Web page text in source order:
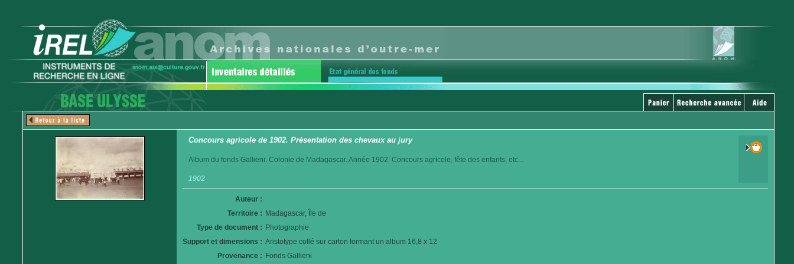
Concours agricole de 1902. Présentation des chevaux au jury
Album du fonds Gallieni. Colonie de Madagascar. Année 1902. Concours agricole, fête des enfants, etc...
1902
Auteur :
Territoire : Madagascar, Île de
Type de document : Photographie
Support et dimensions : Aristotype collé sur carton formant un album 16,8 x 12
Provenance : Fonds Gallieni